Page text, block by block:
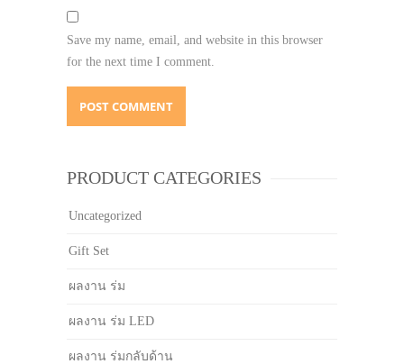
Save my name, email, and website in this browser
for the next time I comment.
PRODUCT CATEGORIES
Uncategorized
Gift Set
ผลงาน ร่ม
ผลงาน ร่ม LED
ผลงาน ร่มกลับด้าน